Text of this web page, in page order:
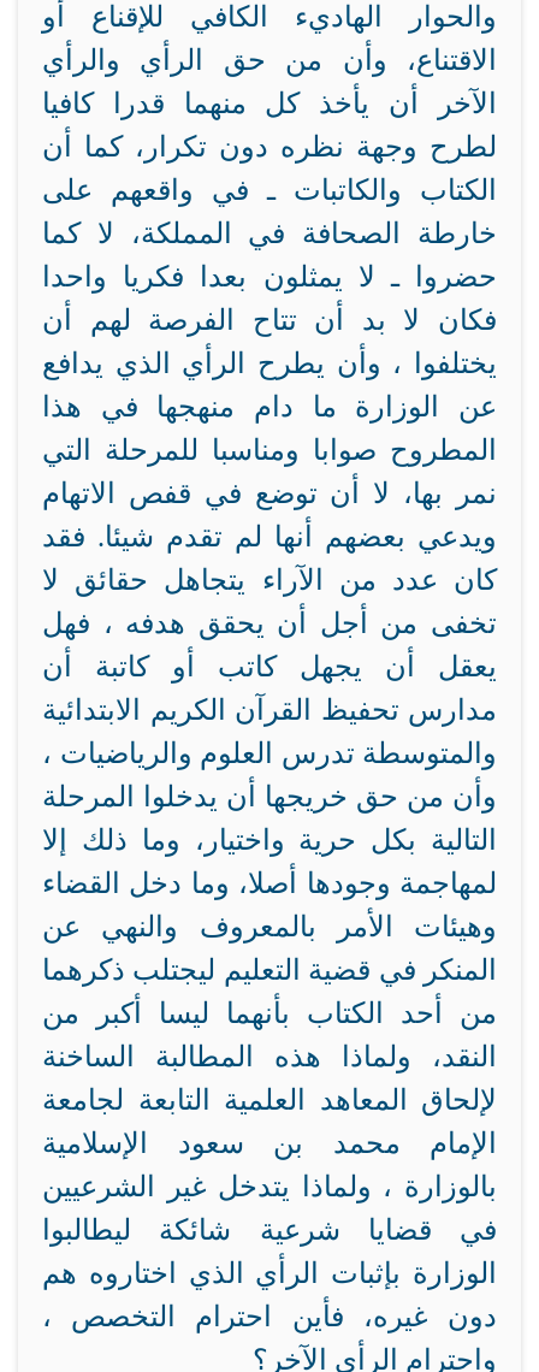
والحوار الهاديء الكافي للإقناع أو
الاقتناع، وأن من حق الرأي والرأي
الآخر أن يأخذ كل منهما قدرا كافيا
لطرح وجهة نظره دون تكرار، كما أن
الكتاب والكاتبات ـ في واقعهم على
خارطة الصحافة في المملكة، لا كما
حضروا ـ لا يمثلون بعدا فكريا واحدا
فكان لا بد أن تتاح الفرصة لهم أن
يختلفوا ، وأن يطرح الرأي الذي يدافع
عن الوزارة ما دام منهجها في هذا
المطروح صوابا ومناسبا للمرحلة التي
نمر بها، لا أن توضع في قفص الاتهام
ويدعي بعضهم أنها لم تقدم شيئا. فقد
كان عدد من الآراء يتجاهل حقائق لا
تخفى من أجل أن يحقق هدفه ، فهل
يعقل أن يجهل كاتب أو كاتبة أن
مدارس تحفيظ القرآن الكريم الابتدائية
والمتوسطة تدرس العلوم والرياضيات ،
وأن من حق خريجها أن يدخلوا المرحلة
التالية بكل حرية واختيار، وما ذلك إلا
لمهاجمة وجودها أصلا، وما دخل القضاء
وهيئات الأمر بالمعروف والنهي عن
المنكر في قضية التعليم ليجتلب ذكرهما
من أحد الكتاب بأنهما ليسا أكبر من
النقد، ولماذا هذه المطالبة الساخنة
لإلحاق المعاهد العلمية التابعة لجامعة
الإمام محمد بن سعود الإسلامية
بالوزارة ، ولماذا يتدخل غير الشرعيين
في قضايا شرعية شائكة ليطالبوا
الوزارة بإثبات الرأي الذي اختاروه هم
دون غيره، فأين احترام التخصص ،
واحترام الرأي الآخر؟